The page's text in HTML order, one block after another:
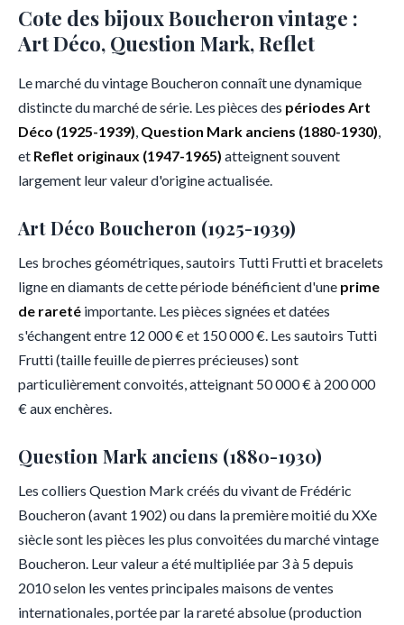
Cote des bijoux Boucheron vintage :
Art Déco, Question Mark, Reflet
Le marché du vintage Boucheron connaît une dynamique
distincte du marché de série. Les pièces des périodes Art
Déco (1925-1939), Question Mark anciens (1880-1930),
et Reflet originaux (1947-1965) atteignent souvent
largement leur valeur d'origine actualisée.
Art Déco Boucheron (1925-1939)
Les broches géométriques, sautoirs Tutti Frutti et bracelets
ligne en diamants de cette période bénéficient d'une prime
de rareté importante. Les pièces signées et datées
s'échangent entre 12 000 € et 150 000 €. Les sautoirs Tutti
Frutti (taille feuille de pierres précieuses) sont
particulièrement convoités, atteignant 50 000 € à 200 000
€ aux enchères.
Question Mark anciens (1880-1930)
Les colliers Question Mark créés du vivant de Frédéric
Boucheron (avant 1902) ou dans la première moitié du XXe
siècle sont les pièces les plus convoitées du marché vintage
Boucheron. Leur valeur a été multipliée par 3 à 5 depuis
2010 selon les ventes principales maisons de ventes
internationales, portée par la rareté absolue (production